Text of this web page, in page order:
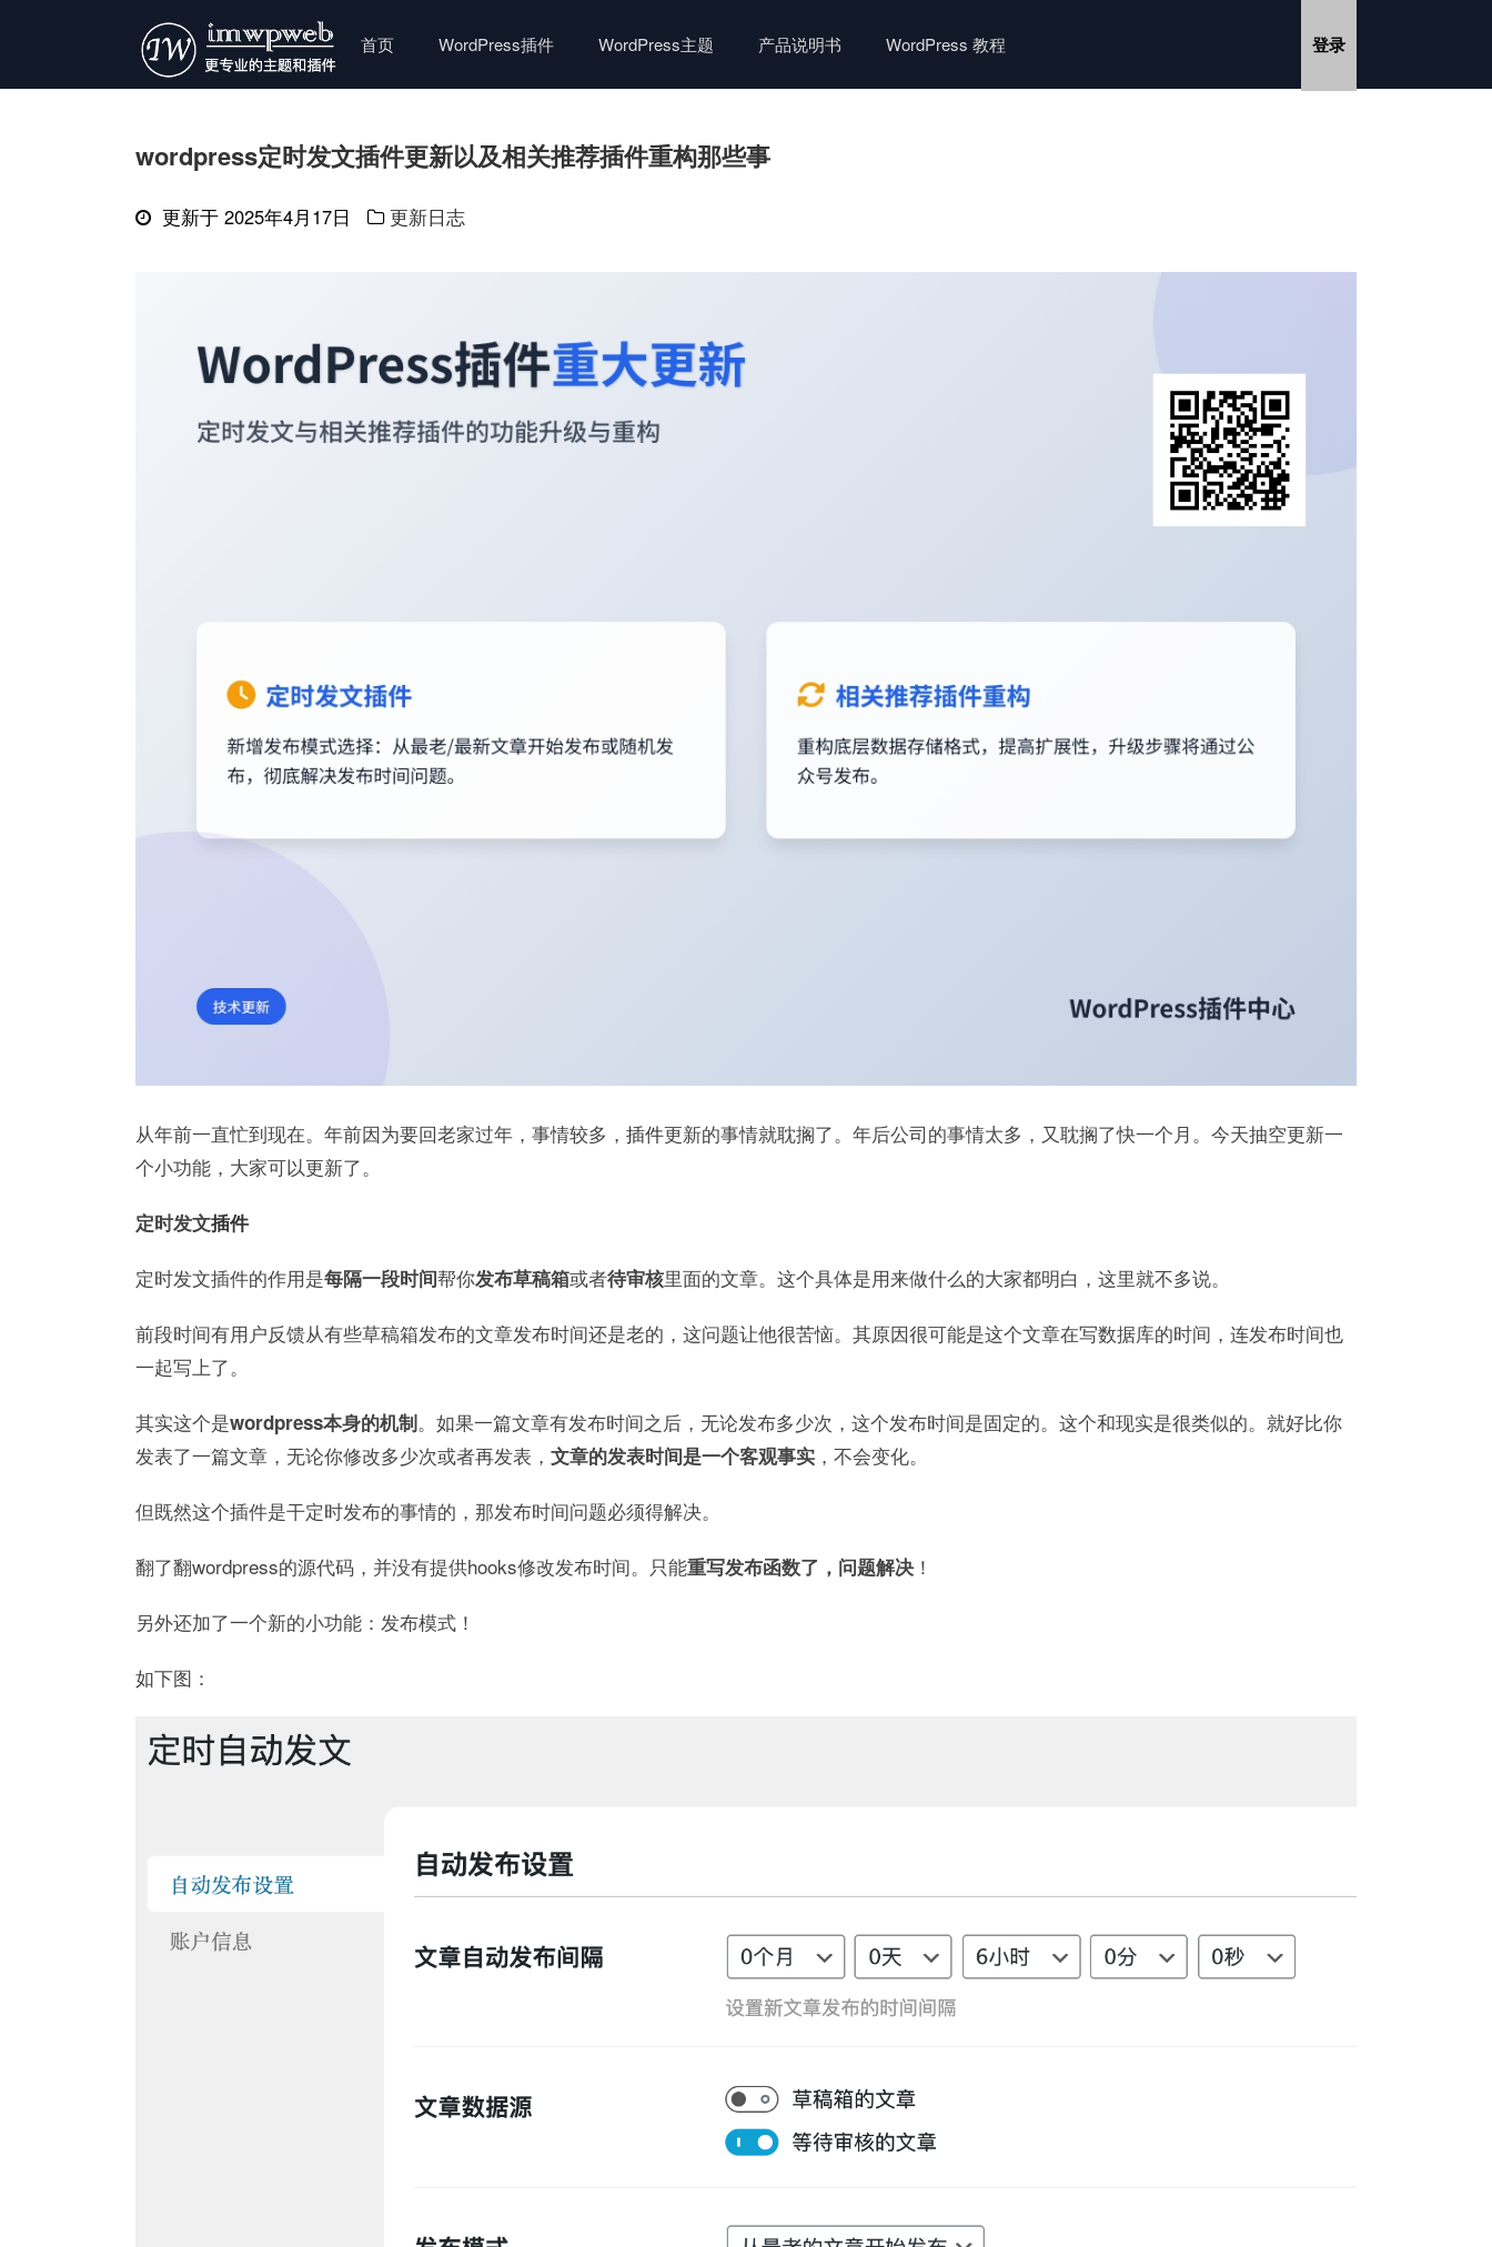
首页 WordPress插件 WordPress主题 产品说明书 WordPress 教程 登录
wordpress定时发文插件更新以及相关推荐插件重构那些事
更新于 2025年4月17日 更新日志
从年前一直忙到现在。年前因为要回老家过年，事情较多， 插件更新的事情就耽搁了。年后公司的事情太多，又耽搁了快一个月。今天抽空更新一
个小功能，大家可以更新了。
定时发文插件
定时发文插件的作用是每隔一段时间帮你发布草稿箱或者待审核里面的文章。这个具体是用来做什么的大家都明白，这里就不多说。
前段时间有用户反馈从有些草稿箱发布的文章发布时间还是老的，这问题让他很苦恼。其原因很可能是这个文章在写数据库的时间，连发布时间也
一起写上了。
其实这个是wordpress本身的机制。如果一篇文章有发布时间之后，无论发布多少次，这个发布时间是固定的。这个和现实是很类似的。就好比你
发表了一篇文章，无论你修改多少次或者再发表， 文章的发表时间是一个客观事实 ，不会变化。
但既然这个插件是干定时发布的事情的，那发布时间问题必须得解决。
翻了翻wordpress的源代码，并没有提供hooks修改发布时间。只能重写发布函数了，问题解决 ！
另外还加了一个新的小功能：发布模式！
如下图：